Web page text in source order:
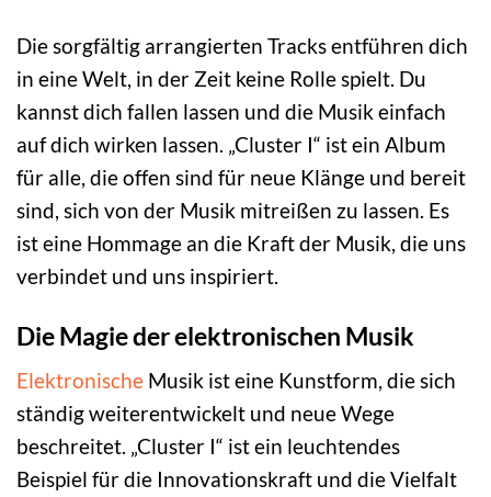
Die sorgfältig arrangierten Tracks entführen dich
in eine Welt, in der Zeit keine Rolle spielt. Du
kannst dich fallen lassen und die Musik einfach
auf dich wirken lassen. „Cluster I“ ist ein Album
für alle, die offen sind für neue Klänge und bereit
sind, sich von der Musik mitreißen zu lassen. Es
ist eine Hommage an die Kraft der Musik, die uns
verbindet und uns inspiriert.
Die Magie der elektronischen Musik
Elektronische Musik ist eine Kunstform, die sich
ständig weiterentwickelt und neue Wege
beschreitet. „Cluster I“ ist ein leuchtendes
Beispiel für die Innovationskraft und die Vielfalt